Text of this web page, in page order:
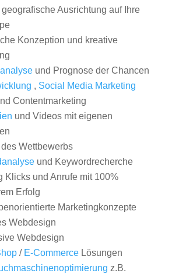
geografische Ausrichtung auf Ihre
Konzeption und kreative
und Prognose der Chancen
, Social Media Marketing
Contentmarketing
und Videos mit eigenen
Wettbewerbs
und Keywordrecherche
Klicks und Anrufe mit 100%
Erfolg
Marketingkonzepte
Webdesign
Webdesign
/ E-CommerceLösungen
z.B.